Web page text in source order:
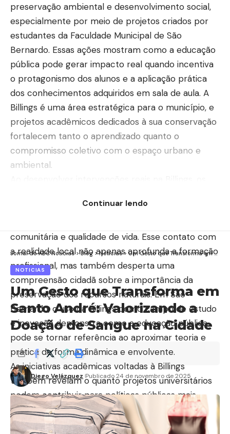
preservação ambiental e desenvolvimento social,
especialmente por meio de projetos criados por
estudantes da Faculdade Municipal de São
Bernardo. Essas ações mostram como a educação
pública pode gerar impacto real quando incentiva
o protagonismo dos alunos e a aplicação prática
dos conhecimentos adquiridos em sala de aula. A
Billings é uma área estratégica para o município, e
projetos acadêmicos dedicados à sua conservação
fortalecem tanto o aprendizado quanto o
compromisso coletivo com o espaço urbano e
ambiental.
vivenciar desafios cotidianos relacionados ao meio
comunitária e qualidade de vida. Esse contato com
a realidade local não apenas aprofunda a formação
profissional, mas também desperta uma
compreensão cidadã sobre a importância da
preservação dos recursos naturais. Em São
Bernardo, o uso da Billings como campo de estudo
e inovação demonstra como a educação pública
pode se tornar referência ao aproximar teoria e
prática de forma dinâmica e envolvente.
As iniciativas acadêmicas voltadas à Billings
também revelam o quanto projetos universitários
podem contribuir para políticas públicas mais
eficientes. Cada projeto apresentado pelos alunos
ajuda a identificar problemas, propor soluções e
Continuar lendo
Jornal do ABC Notícias>Blog>Noticias>Um Gesto que Transforma em Santo André: Valorizando a Doação de Sangue na Cidade
NOTICIAS
Um Gesto que Transforma em
Santo André: Valorizando a
Doação de Sangue na Cidade
Diego Velázquez Publicado 24 de novembro de 2025